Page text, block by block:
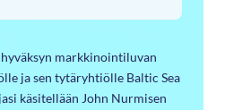
markkinointiluvan
ja sen tytäryhtiölle Baltic Sea
käsitellään John Nurmisen